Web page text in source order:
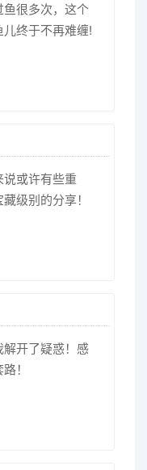
很多次，这个
终于不再难缠!
或许有些重
级别的分享！
开了疑惑！感
！